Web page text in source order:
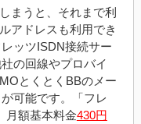
まうと、それまで利
アドレスも利用でき
ッツISDN接続サー
の回線やプロバイ
とくとくBBのメー
可能です。「フレ
月額基本料金430円